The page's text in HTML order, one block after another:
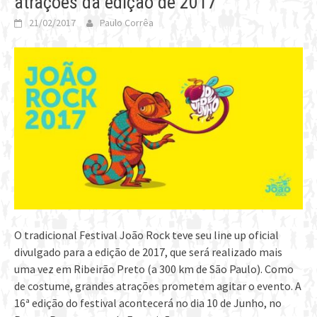
21/02/2017 Paulo Corrêa
O tradicional Festival João Rock teve seu line up oficial
divulgado para a edição de 2017, que será realizado mais
uma vez em Ribeirão Preto (a 300 km de São Paulo). Como
de costume, grandes atrações prometem agitar o evento. A
16ª edição do festival acontecerá no dia 10 de Junho, no